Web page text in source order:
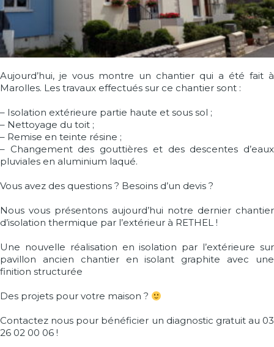
Aujourd’hui, je vous montre un chantier qui a été fait à
Marolles. Les travaux effectués sur ce chantier sont :
– Isolation extérieure partie haute et sous sol ;
– Nettoyage du toit ;
– Remise en teinte résine ;
– Changement des gouttières et des descentes d’eaux
pluviales en aluminium laqué.
Vous avez des questions ? Besoins d’un devis ?
Nous vous présentons aujourd’hui notre dernier chantier
d’isolation thermique par l’extérieur à RETHEL !
Une nouvelle réalisation en isolation par l’extérieure sur
pavillon ancien chantier en isolant graphite avec une
finition structurée
Des projets pour votre maison ?
Contactez nous pour bénéficier un diagnostic gratuit au 03
26 02 00 06 !